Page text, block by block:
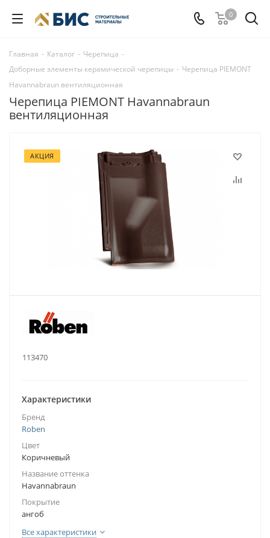
0
Главная - Каталог - Черепица -
Доборные элементы керамической черепицы - Черепица PIEMONT
Нavannabraun вентиляционная
Черепица PIEMONT Нavannabraun
вентиляционная
АКЦИЯ
113470
Характеристики
Бренд
Roben
Цвет
Коричневый
Название оттенка
Havannabraun
Покрытие
ангоб
Все характеристики